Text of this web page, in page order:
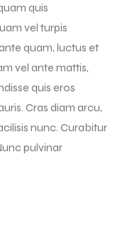
quis
vel turpis
quam, luctus et
vel ante mattis,
quis eros
Cras diam arcu,
nunc. Curabitur
pulvinar